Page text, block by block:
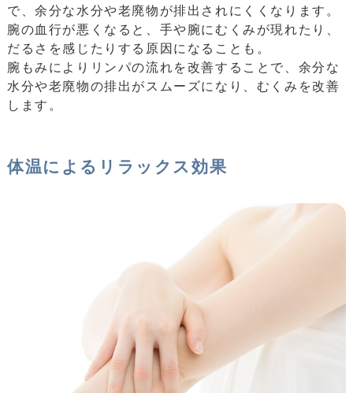
で、余分な水分や老廃物が排出されにくくなります。
腕の血行が悪くなると、手や腕にむくみが現れたり、
だるさを感じたりする原因になることも。
腕もみによりリンパの流れを改善することで、余分な
水分や老廃物の排出がスムーズになり、むくみを改善
します。
体温によるリラックス効果